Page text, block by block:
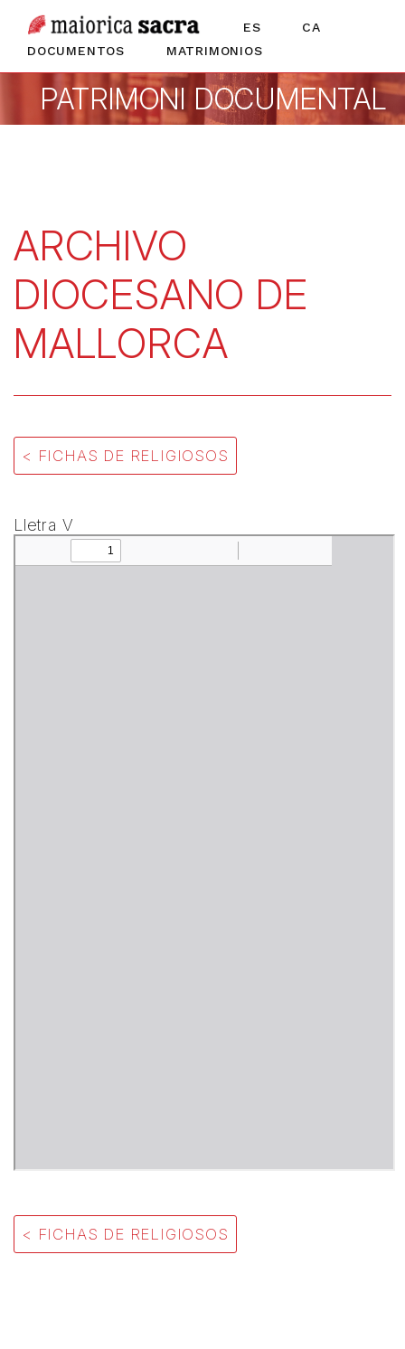
ES
CA
DOCUMENTOS
MATRIMONIOS
PATRIMONI DOCUMENTAL
ARCHIVO
DIOCESANO DE
MALLORCA
< FICHAS DE RELIGIOSOS
Lletra V
< FICHAS DE RELIGIOSOS